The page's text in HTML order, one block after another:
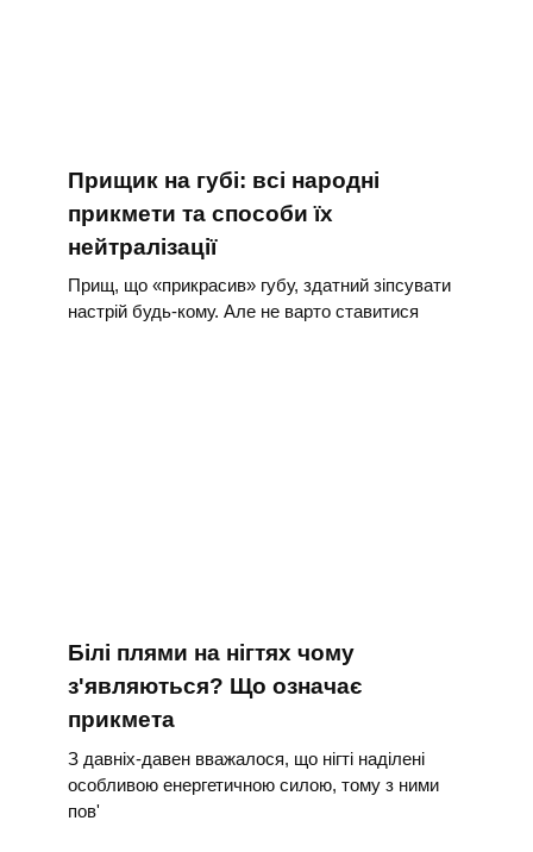
Прищик на губі: всі народні
прикмети та способи їх
нейтралізації
Прищ, що «прикрасив» губу, здатний зіпсувати
настрій будь-кому. Але не варто ставитися
Білі плями на нігтях чому
з'являються? Що означає
прикмета
З давніх-давен вважалося, що нігті наділені
особливою енергетичною силою, тому з ними
пов'